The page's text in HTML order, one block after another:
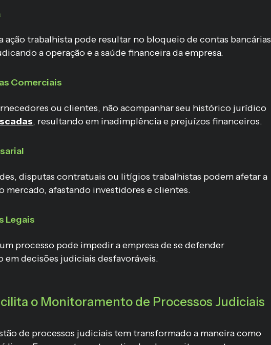
ação trabalhista pode resultar no bloqueio de contas bancárias
a operação e a saúde financeira da empresa.
Comerciais
ou clientes, não acompanhar seu histórico jurídico
, resultando em inadimplência e prejuízos financeiros.
disputas contratuais ou litígios trabalhistas podem afetar a
mercado, afastando investidores e clientes.
Legais
processo pode impedir a empresa de se defender
decisões judiciais desfavoráveis.
o Monitoramento de Processos Judiciais
de processos judiciais tem transformado a maneira como